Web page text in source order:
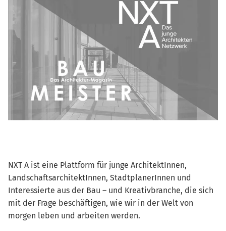
NXT A ist eine Plattform für junge ArchitektInnen,
LandschaftsarchitektInnen, StadtplanerInnen und
Interessierte aus der Bau – und Kreativbranche, die sich
mit der Frage beschäftigen, wie wir in der Welt von
morgen leben und arbeiten werden.